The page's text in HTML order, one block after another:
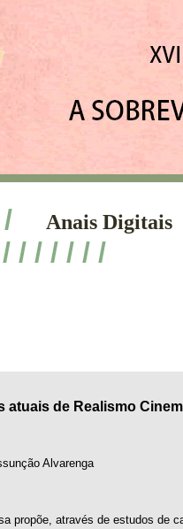
Anais Digitais
/ / / / / /
atuais de Realismo
Alvarenga
propõe, através de estudos de